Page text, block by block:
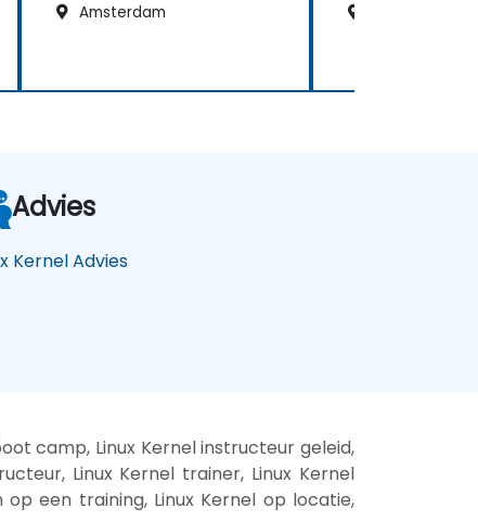
Amsterdam
Advies
Kernel Advies
camp, Linux Kernel instructeur geleid,
Linux Kernel trainer, Linux Kernel
op een training, Linux Kernel op locatie,